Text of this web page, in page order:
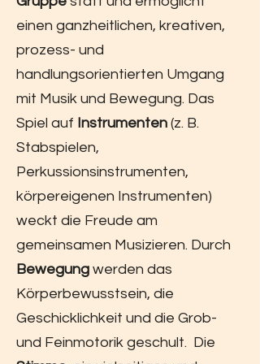
einen ganzheitlichen, kreativen,
prozess- und
handlungsorientierten Umgang
mit Musik und Bewegung. Das
Spiel auf Instrumenten (z. B.
Stabspielen,
Perkussionsinstrumenten,
körpereigenen Instrumenten)
weckt die Freude am
gemeinsamen Musizieren. Durch
Bewegung werden das
Körperbewusstsein, die
Geschicklichkeit und die Grob-
und Feinmotorik geschult. Die